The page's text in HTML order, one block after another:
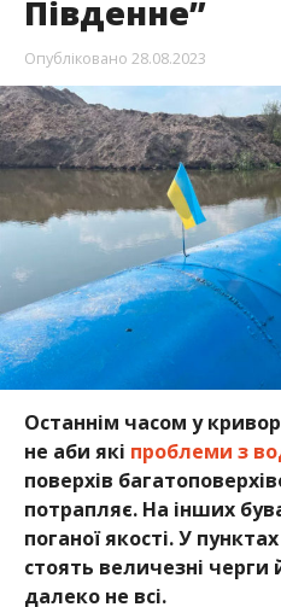
Південне”
Опубліковано 28.08.2023
Останнім часом у
не аби які проблеми з
поверхів
потрапляє. На інших
поганої якості. У
стоять величезні черги
далеко не всі.